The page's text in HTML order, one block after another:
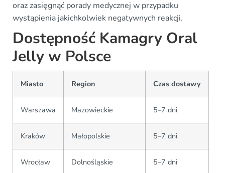
oraz zasięgnąć porady medycznej w przypadku
wystąpienia jakichkolwiek negatywnych reakcji.
Dostępność Kamagry Oral
Jelly w Polsce
Miasto Region Czas dostawy
Warszawa Mazowieckie 5–7 dni
Kraków Małopolskie 5–7 dni
Wrocław Dolnośląskie 5–7 dni